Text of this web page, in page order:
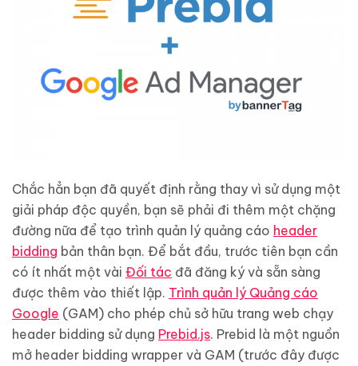
Chắc hẳn bạn đã quyết định rằng thay vì sử dụng một
giải pháp độc quyền, bạn sẽ phải đi thêm một chặng
đường nữa để tạo trình quản lý quảng cáo header
bidding bản thân bạn. Để bắt đầu, trước tiên bạn cần
có ít nhất một vài Đối tác đã đăng ký và sẵn sàng
được thêm vào thiết lập. Trình quản lý Quảng cáo
Google (GAM) cho phép chủ sở hữu trang web chạy
header bidding sử dụng Prebid.js. Prebid là một nguồn
mở header bidding wrapper và GAM (trước đây được